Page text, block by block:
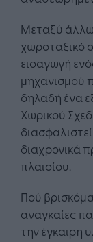
Μεταξύ
χωροταξικό
εισαγωγή
μηχανισμού
δηλαδή ένα
Χωρικού
διαχρονικά
πλαισίου.
Πού
αναγκαίες
την έγκαιρη